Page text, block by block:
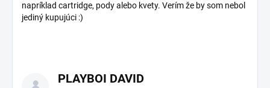
napríklad cartridge, pody alebo kvety. Verím že by som nebol
jediný kupujúci :)
PLAYBOI DAVID